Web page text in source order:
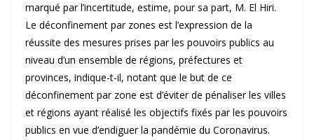
marqué par l’incertitude, estime, pour sa part, M. El Hiri.
Le déconfinement par zones est l’expression de la
réussite des mesures prises par les pouvoirs publics au
niveau d’un ensemble de régions, préfectures et
provinces, indique-t-il, notant que le but de ce
déconfinement par zone est d’éviter de pénaliser les villes
et régions ayant réalisé les objectifs fixés par les pouvoirs
publics en vue d’endiguer la pandémie du Coronavirus.